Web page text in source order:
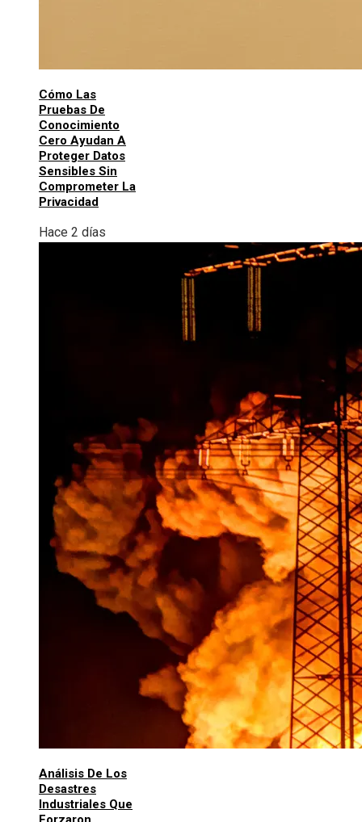
Cómo Las
Pruebas De
Conocimiento
Cero Ayudan A
Proteger Datos
Sensibles Sin
Comprometer La
Privacidad
Hace 2 días
Análisis De Los
Desastres
Industriales Que